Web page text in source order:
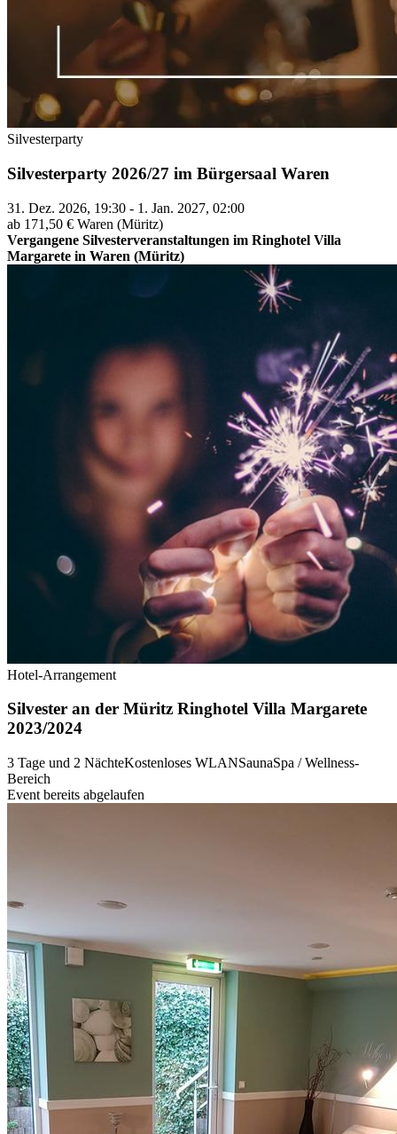
Silvesterparty
Silvesterparty 2026/27 im Bürgersaal Waren
31. Dez. 2026, 19:30 - 1. Jan. 2027, 02:00
ab 171,50 € Waren (Müritz)
Vergangene Silvesterveranstaltungen im Ringhotel Villa
Margarete in Waren (Müritz)
Hotel-Arrangement
Silvester an der Müritz Ringhotel Villa Margarete
2023/2024
3 Tage und 2 NächteKostenloses WLANSaunaSpa / Wellness-
Bereich
Event bereits abgelaufen